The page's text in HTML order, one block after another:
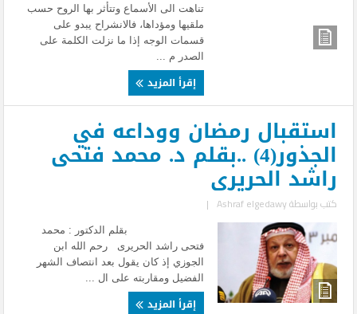
تناهت الى الأسماع وتتأثر بها الروح حسب
ملقيها ومؤداها، فالانشراح يبدو على
قسمات الوجه إذا ما نزلت الكلمة على
الصدر م ...
إقرأ المزيد
استقبال رمضان ووداعه في
الجذور(4) ..بقلم د. محمد فتحى
راشد الحريرى
كتب بواسطةAshraf elgedawy
|
بقلم الدكتور : محمد
فتحى راشد الحريرى رحم الله ابن
الجوزي إذ كان يقول بعد انتصاف الشهر
الفضيل ومقاربته على ال ...
إقرأ المزيد